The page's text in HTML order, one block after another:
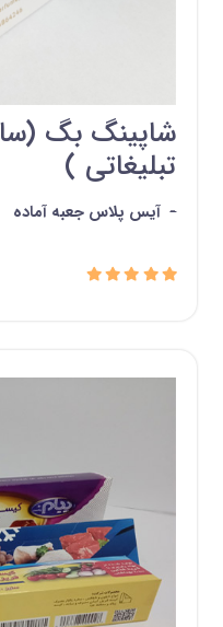
شاپینگ بگ
تبلیغاتی )
- آیس پلاس جعبه آماده